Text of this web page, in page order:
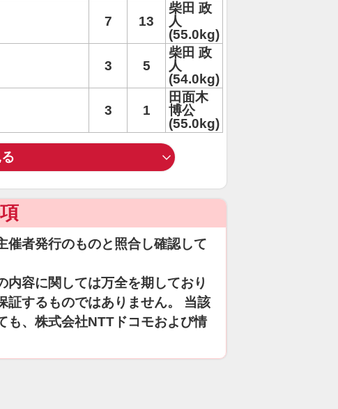
7 13
柴田 政
人
(55.0kg)
3 5
柴田 政
人
(54.0kg)
3 1
田面木
博公
(55.0kg)
催者発行のものと照合し確認して
容に関しては万全を期しており
証するものではありません。 当該
も、株式会社NTTドコモおよび情